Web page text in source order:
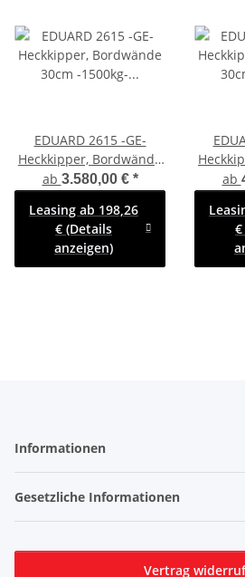
EDUARD 2615 -GE-
Heckkipper, Bordwände
30cm -1500kg- H-Pumpe
- Lfh: 63cm -195/50R13
mit SI-GI Laubgitter
ab 3.580,00 € *
Leasing ab 198,26
€ (Details
anzeigen)
30cm -
- Lfh:
mit
ab
Informationen
Gesetzliche Informationen
Vertrag